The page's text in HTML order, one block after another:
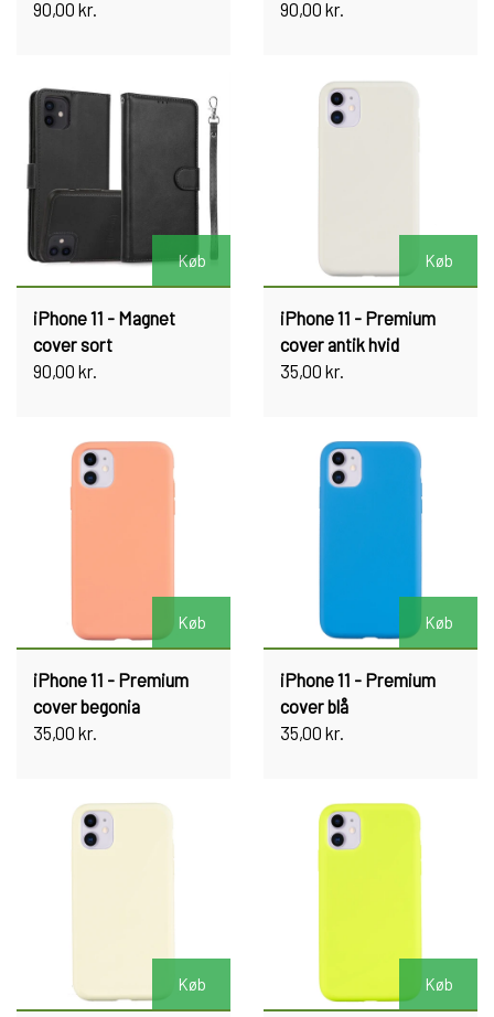
90,00 kr.
90,00 kr.
Køb
iPhone 11 - Magnet
cover sort
90,00 kr.
Køb
iPhone 11 - Premium
cover antik hvid
35,00 kr.
Køb
iPhone 11 - Premium
cover begonia
35,00 kr.
Køb
iPhone 11 - Premium
cover blå
35,00 kr.
Køb Køb